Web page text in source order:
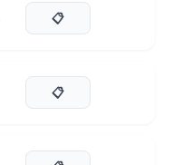
📋
📋